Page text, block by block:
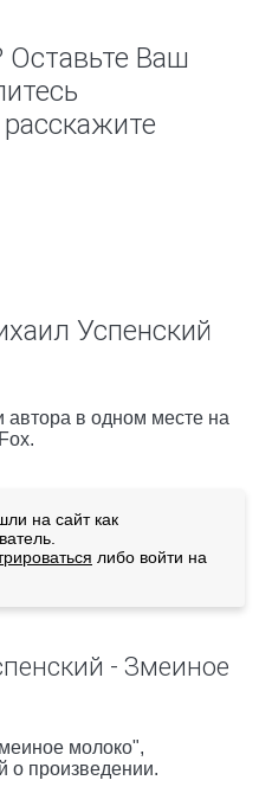
Оставьте Ваш
Успенский
автора в одном месте на
на сайт как
либо войти на
- Змеиное
молоко",
о произведении.